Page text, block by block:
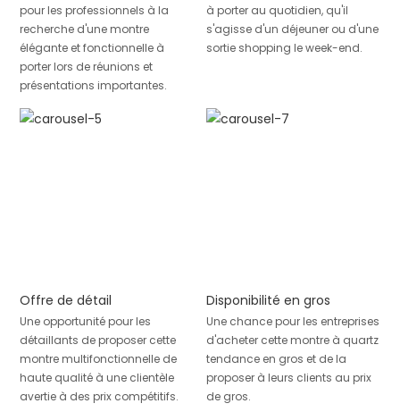
pour les professionnels à la
recherche d'une montre
élégante et fonctionnelle à
porter lors de réunions et
présentations importantes.
à porter au quotidien, qu'il
s'agisse d'un déjeuner ou d'une
sortie shopping le week-end.
Offre de détail
Une opportunité pour les
détaillants de proposer cette
montre multifonctionnelle de
haute qualité à une clientèle
avertie à des prix compétitifs.
Disponibilité en gros
Une chance pour les entreprises
d'acheter cette montre à quartz
tendance en gros et de la
proposer à leurs clients au prix
de gros.